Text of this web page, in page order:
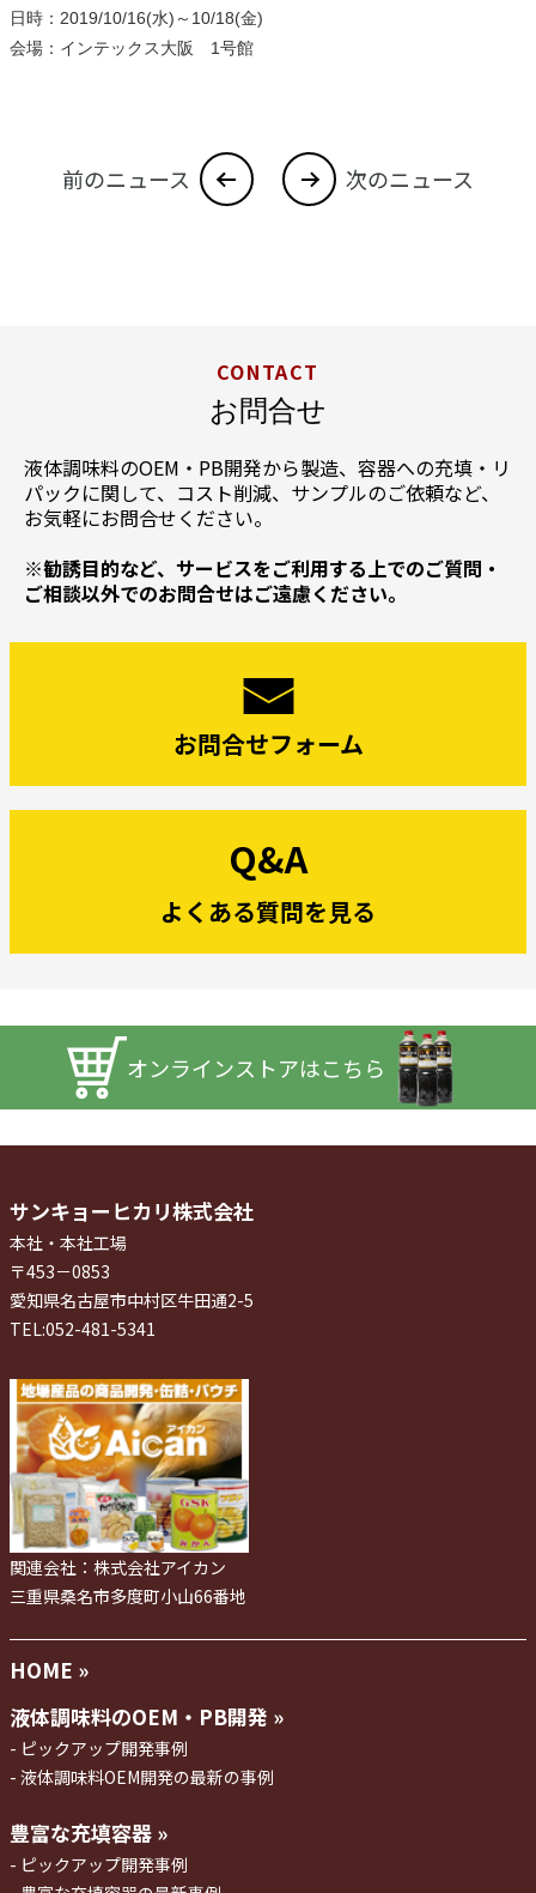
日時：2019/10/16(水)～10/18(金)
会場：インテックス大阪 1号館
前のニュース 次のニュース
CONTACT
お問合せ
液体調味料のOEM・PB開発から製造、容器への充填・リ
パックに関して、 コスト削減、サンプルのご依頼など、
お気軽にお問合せください。
※勧誘目的など、サービスをご利用する上でのご質問・
ご相談以外でのお問合せはご遠慮ください。
お問合せフォーム
Q&A
よくある質問を見る
オンラインストアはこちら
サンキョーヒカリ株式会社
本社・本社工場
〒453－0853
愛知県名古屋市中村区牛田通2-5
TEL:052-481-5341
関連会社：株式会社アイカン
三重県桑名市多度町小山66番地
HOME »
液体調味料のOEM・PB開発 »
ピックアップ開発事例
液体調味料OEM開発の最新の事例
豊富な充填容器 »
ピックアップ開発事例